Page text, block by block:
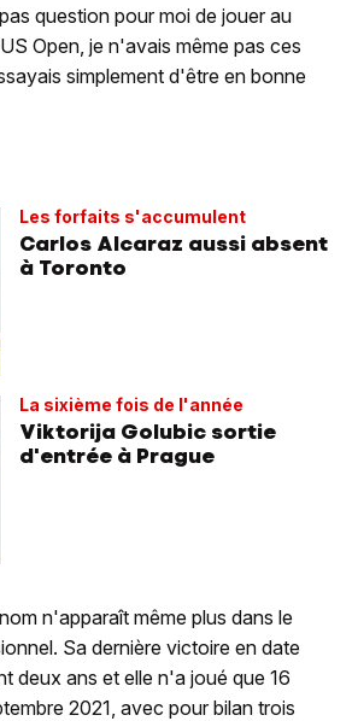
question pour moi de jouer au
Open, je n'avais même pas ces
simplement d'être en bonne
Les forfaits s'accumulent
Carlos Alcaraz aussi absent
à Toronto
La sixième fois de l'année
Viktorija Golubic sortie
d'entrée à Prague
n'apparaît même plus dans le
Sa dernière victoire en date
deux ans et elle n'a joué que 16
2021, avec pour bilan trois